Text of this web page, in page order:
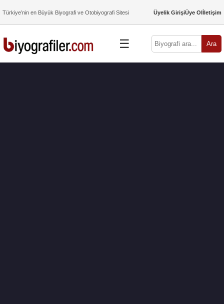
Türkiye’nin en Büyük Biyografi ve Otobiyografi Sitesi Üyelik GirişiÜye Olİletişim
☰ Ara